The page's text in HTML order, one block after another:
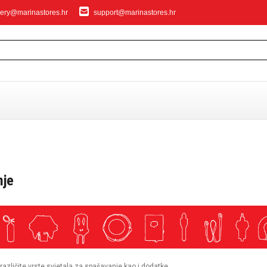
support@marinastores.hr